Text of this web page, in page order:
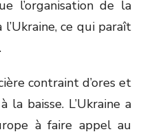
l’organisation de la
ce qui paraît
contraint d’ores et
baisse. L’Ukraine a
à faire appel au